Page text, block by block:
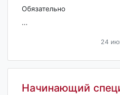
Обязательно
...
24
Начинающий